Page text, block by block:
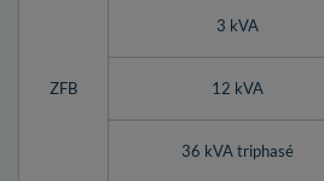
ZFB
3 kVA
12 kVA
36 kVA triphasé